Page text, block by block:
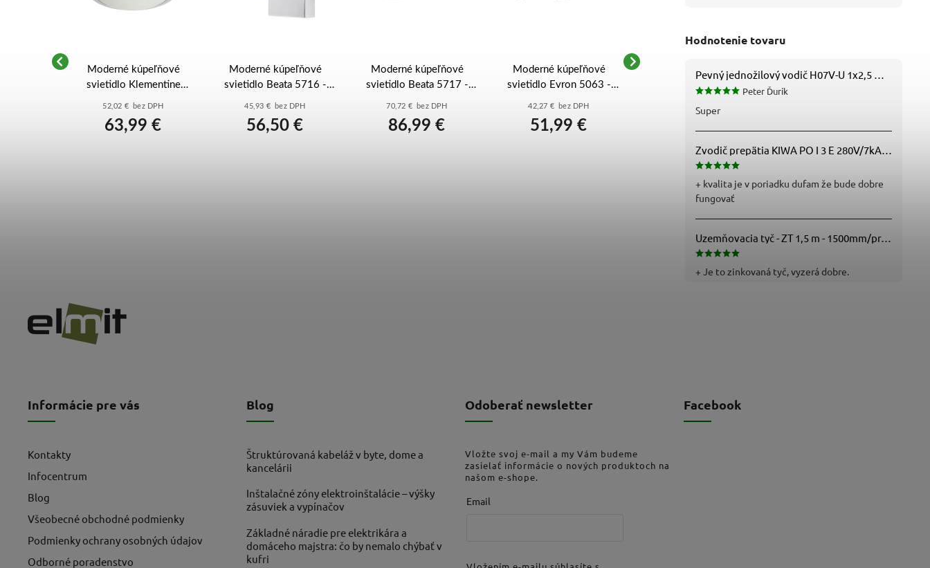
Hodnotenie tovaru
Peter Ďurík
Super
+ kvalita je v poriadku dufam že bude dobre
fungovať
Uzemňovacia tyč - ZT 1,5 m - 1500mm/pr.25mm - Fe/Zn - f712112
+ Je to zinkovaná tyč, vyzerá dobre.
Moderné kúpeľňové
svietidlo Klementine
52,02 € bez DPH
63,99 €
Moderné kúpeľňové
svietidlo Beata 5716 -
45,93 € bez DPH
56,50 €
Moderné kúpeľňové
svietidlo Beata 5717 -
70,72 € bez DPH
86,99 €
Moderné kúpeľňové
svietidlo Evron 5063 -
42,27 € bez DPH
51,99 €
Moderné kúpeľňové
svietidlo Jim 5750 -
65,85 € bez DPH
Moderné kúpeľňové
Informácie pre vás
Kontakty
Infocentrum
Blog
Všeobecné obchodné podmienky
Podmienky ochrany osobných údajov
Odborné poradenstvo
Blog
Štruktúrovaná kabeláž v byte, dome a
kancelárii
Inštalačné zóny elektroinštalácie – výšky
zásuviek a vypínačov
Základné náradie pre elektrikára a
domáceho majstra: čo by nemalo chýbať v
kufri
Odoberať newsletter
Vložte svoj e-mail a my Vám budeme
zasielať informácie o nových produktoch na
našom e-shope.
Email
Facebook